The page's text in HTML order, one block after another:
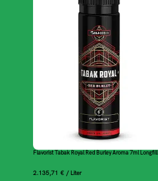
Flavorist Tabak Royal Red Burley Aroma 7ml Longfill
2.135,71 € / Liter